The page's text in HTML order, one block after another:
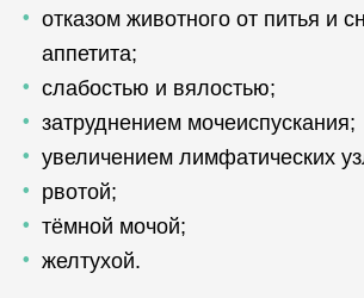
отказом животного от питья и
аппетита;
слабостью и вялостью;
затруднением мочеиспускания;
увеличением лимфатических
рвотой;
тёмной мочой;
желтухой.